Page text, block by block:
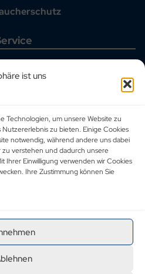
ist uns
Technologien, um unsere Website zu
zu bieten. Einige Cookies
notwendig, während andere uns dabei
verstehen und dadurch unsere
Ihrer Einwilligung verwenden wir Cookies
Ihre Zustimmung können Sie
Fälle
Blog